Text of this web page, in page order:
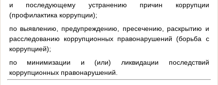
и последующему устранению причин коррупции
(профилактика коррупции);
по выявлению, предупреждению, пресечению, раскрытию и
расследованию коррупционных правонарушений (борьба с
коррупцией);
по минимизации и (или) ликвидации последствий
коррупционных правонарушений.